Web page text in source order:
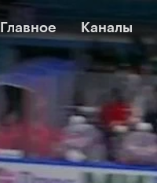
Главное Каналы
Главное Каналы